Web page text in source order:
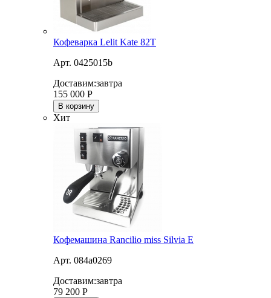
Кофеварка Lelit Kate 82T
Арт. 0425015b
Доставим:завтра
155 000 Р
В корзину
Хит
Кофемашина Rancilio miss Silvia E
Арт. 084a0269
Доставим:завтра
79 200 Р